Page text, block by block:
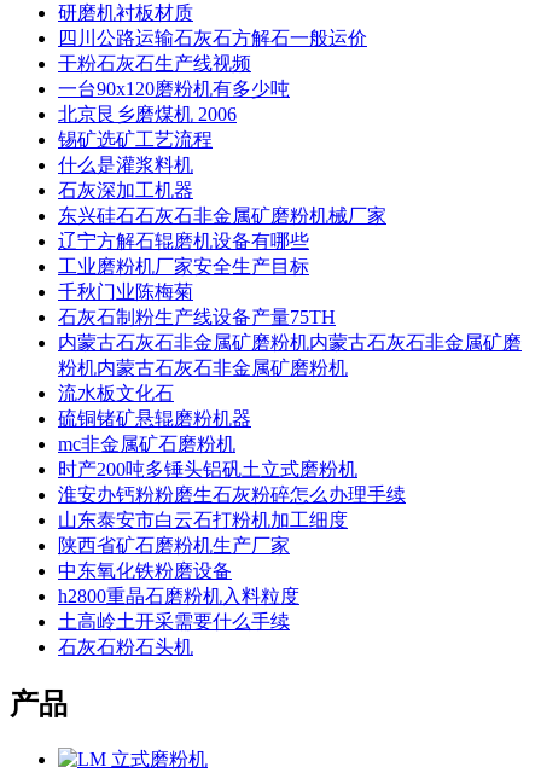
研磨机衬板材质
四川公路运输石灰石方解石一般运价
干粉石灰石生产线视频
一台90x120磨粉机有多少吨
北京艮乡磨煤机 2006
锡矿选矿工艺流程
什么是灌浆料机
石灰深加工机器
东兴硅石石灰石非金属矿磨粉机械厂家
辽宁方解石辊磨机设备有哪些
工业磨粉机厂家安全生产目标
千秋门业陈梅菊
石灰石制粉生产线设备产量75TH
内蒙古石灰石非金属矿磨粉机内蒙古石灰石非金属矿磨
粉机内蒙古石灰石非金属矿磨粉机
流水板文化石
硫铜锗矿悬辊磨粉机器
mc非金属矿石磨粉机
时产200吨多锤头铝矾土立式磨粉机
淮安办钙粉粉磨生石灰粉碎怎么办理手续
山东泰安市白云石打粉机加工细度
陕西省矿石磨粉机生产厂家
中东氧化铁粉磨设备
h2800重晶石磨粉机入料粒度
土高岭土开采需要什么手续
石灰石粉石头机
产品